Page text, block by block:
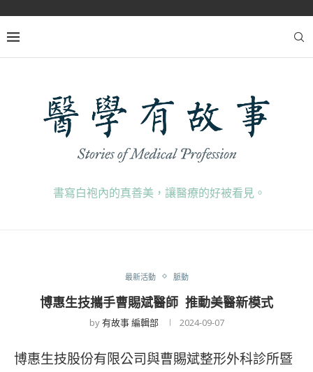
書寫白袍內的真善美，讓醫療的好被看見。
最新活動 脈動
博惠生技攜手曹賜斌醫師 推動美醫新模式
by有故事 編輯部 2024-09-07
博惠生技股份有限公司與曹賜斌整形外科診所暨